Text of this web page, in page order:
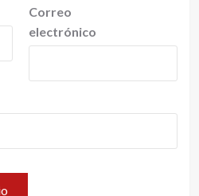
Correo
electrónico